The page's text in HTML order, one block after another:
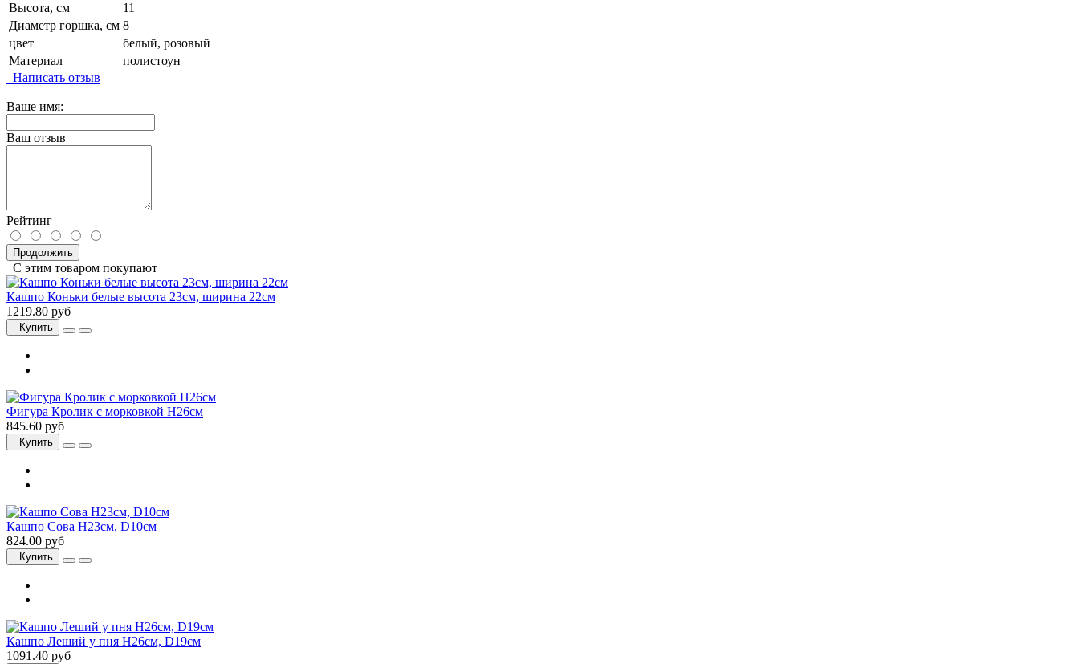
Высота, см
11
Диаметр горшка, см 8
цвет
белый, розовый
Материал
полистоун
Написать отзыв
Ваше имя:
Ваш отзыв
Рейтинг
Продолжить
С этим товаром покупают
Кашпо Коньки белые высота 23см, ширина 22см
1219.80 руб
Купить
Фигура Кролик с морковкой H26см
845.60 руб
Купить
Кашпо Сова H23см, D10см
824.00 руб
Купить
Кашпо Леший у пня H26см, D19см
1091.40 руб